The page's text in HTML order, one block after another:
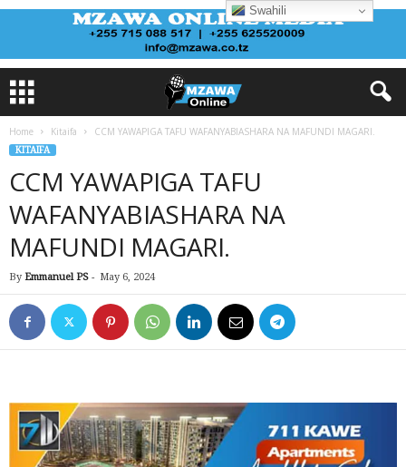
Home Kitaifa CCM YAWAPIGA TAFU WAFANYABIASHARA NA MAFUNDI MAGARI.
KITAIFA
CCM YAWAPIGA TAFU
WAFANYABIASHARA NA
MAFUNDI MAGARI.
By Emmanuel PS - May 6, 2024
Swahili